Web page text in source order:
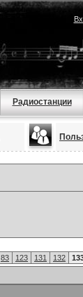
Радиостанции
83 123 131 132